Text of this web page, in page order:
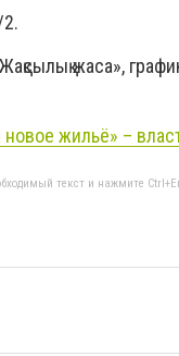
жаса»,
жильё» –
текст и нажмите